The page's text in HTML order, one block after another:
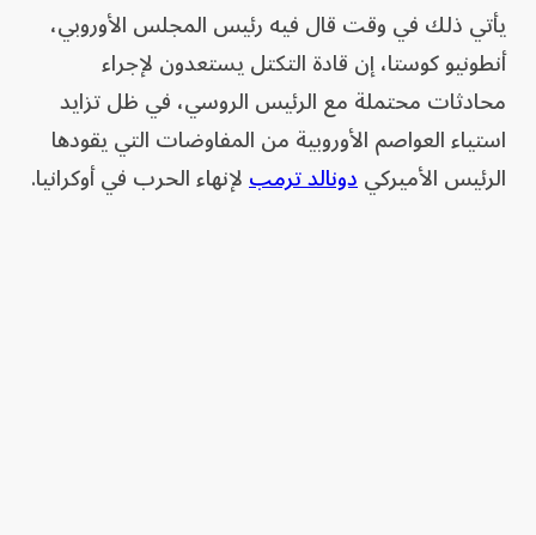
يأتي ذلك في وقت قال فيه رئيس المجلس الأوروبي،
أنطونيو كوستا، إن قادة التكتل يستعدون لإجراء
محادثات محتملة مع الرئيس الروسي، في ظل تزايد
استياء العواصم الأوروبية من المفاوضات التي يقودها
الرئيس الأميركيدونالد ترمبلإنهاء الحرب في أوكرانيا.